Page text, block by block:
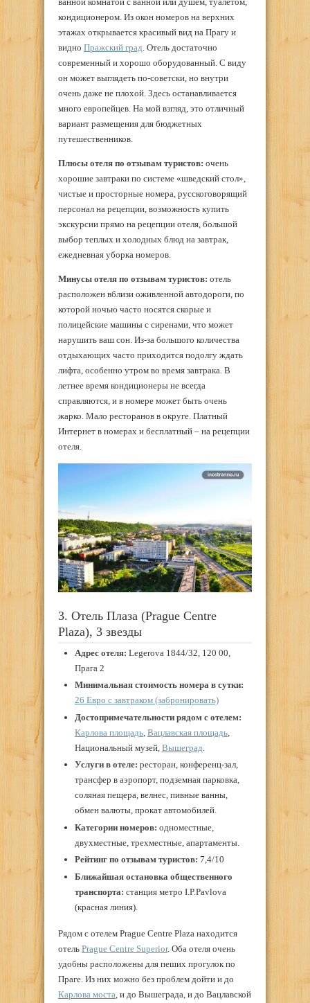
кондиционером. Из окон номеров на верхних
этажах открывается красивый вид на Прагу и
видно Пражский град. Отель достаточно
современный и хорошо оборудованный. С виду
он может выглядеть по-советски, но внутри
очень даже не плохой. Здесь останавливается
много европейцев. На мой взгляд, это отличный
вариант размещения для бюджетных
путешественников.
Плюсы отеля по отзывам туристов: очень
хорошие завтраки по системе «шведский стол»,
чистые и просторные номера, русскоговорящий
персонал на рецепции, возможность купить
экскурсии прямо на рецепции отеля, большой
выбор теплых и холодных блюд на завтрак,
ежедневная уборка номеров.
Минусы отеля по отзывам туристов: отель
расположен вблизи оживленной автодороги, по
которой ночью часто носятся скорые и
полицейские машины с сиренами, что может
нарушить ваш сон. Из-за большого количества
отдыхающих часто приходится подолгу ждать
лифта, особенно утром во время завтрака. В
летнее время кондиционеры не всегда
справляются, и в номере может быть очень
жарко. Мало ресторанов в округе. Платный
Интернет в номерах и бесплатный – на рецепции
отеля.
3. Отель Плаза (Prague Centre
Plaza), 3 звезды
Адрес отеля: Legerova 1844/32, 120 00,
Прага 2
Минимальная стоимость номера в сутки:
26 Евро с завтраком (забронировать)
Достопримечательности рядом с отелем:
Карлова площадь, Вацлавская площадь,
Национальный музей, Вышеград
Услуги в отеле: ресторан, конференц-зал,
трансфер в аэропорт, подземная парковка,
соляная пещера, велнес, пивные ванны,
обмен валюты, прокат автомобилей.
Категории номеров: одноместные,
двухместные, трехместные, апартаменты.
Рейтинг по отзывам туристов: 7,4/10
Ближайшая остановка общественного
транспорта: станция метро I.P.Pavlova
(красная линия).
Рядом с отелем Prague Centre Plaza находится
отель Prague Centre Superior. Оба отеля очень
удобны расположены для пеших прогулок по
Праге. Из них можно без проблем дойти и до
Карлова моста , и до Вышеграда, и до Вацлавской